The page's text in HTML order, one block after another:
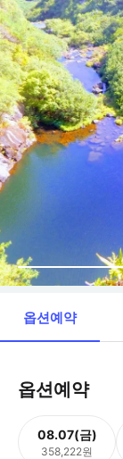
옵션예약
옵션예약
08.07(금)
358,222원